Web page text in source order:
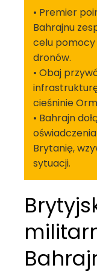
• Premier
Bahrajnu
celu
dronów.
• Obaj
cieśninie
• Bahrajn
Brytanię,
sytuacji.